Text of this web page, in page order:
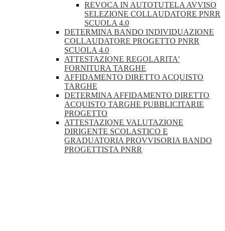
REVOCA IN AUTOTUTELA AVVISO
SELEZIONE COLLAUDATORE PNRR
SCUOLA 4.0
DETERMINA BANDO INDIVIDUAZIONE
COLLAUDATORE PROGETTO PNRR
SCUOLA 4.0
ATTESTAZIONE REGOLARITA'
FORNITURA TARGHE
AFFIDAMENTO DIRETTO ACQUISTO
TARGHE
DETERMINA AFFIDAMENTO DIRETTO
ACQUISTO TARGHE PUBBLICITARIE
PROGETTO
ATTESTAZIONE VALUTAZIONE
DIRIGENTE SCOLASTICO E
GRADUATORIA PROVVISORIA BANDO
PROGETTISTA PNRR